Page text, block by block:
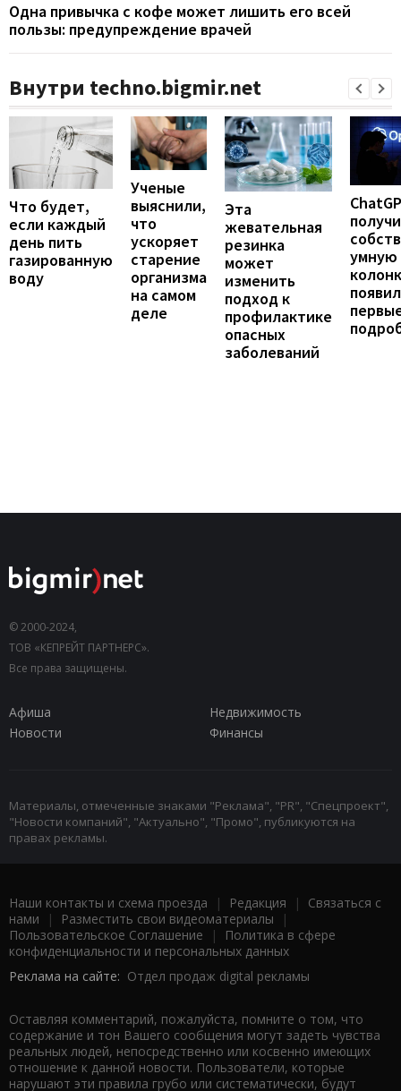
Одна привычка с кофе может лишить его всей
пользы: предупреждение врачей
Внутри techno.bigmir.net
Что будет,
если каждый
день пить
газированную
воду
Ученые
выяснили,
что
ускоряет
старение
организма
на самом
деле
Эта
жевательная
резинка
может
изменить
подход к
профилактике
опасных
заболеваний
умную
© 2000-2024,
ТОВ «КЕПРЕЙТ ПАРТНЕРС».
Все права защищены.
Афиша
Недвижимость
Новости
Финансы
Материалы, отмеченные знаками "Реклама", "PR", "Спецпроект",
"Новости компаний", "Актуально", "Промо", публикуются на
правах рекламы.
Наши контакты и схема проезда | Редакция | Связаться с
нами | Разместить свои видеоматериалы |
Пользовательское Соглашение |
Политика в сфере
конфиденциальности и персональных данных
Реклама на сайте: Отдел продаж digital рекламы
Оставляя комментарий, пожалуйста, помните о том, что
содержание и тон Вашего сообщения могут задеть чувства
реальных людей, непосредственно или косвенно имеющих
отношение к данной новости. Пользователи, которые
нарушают эти правила грубо или систематически, будут